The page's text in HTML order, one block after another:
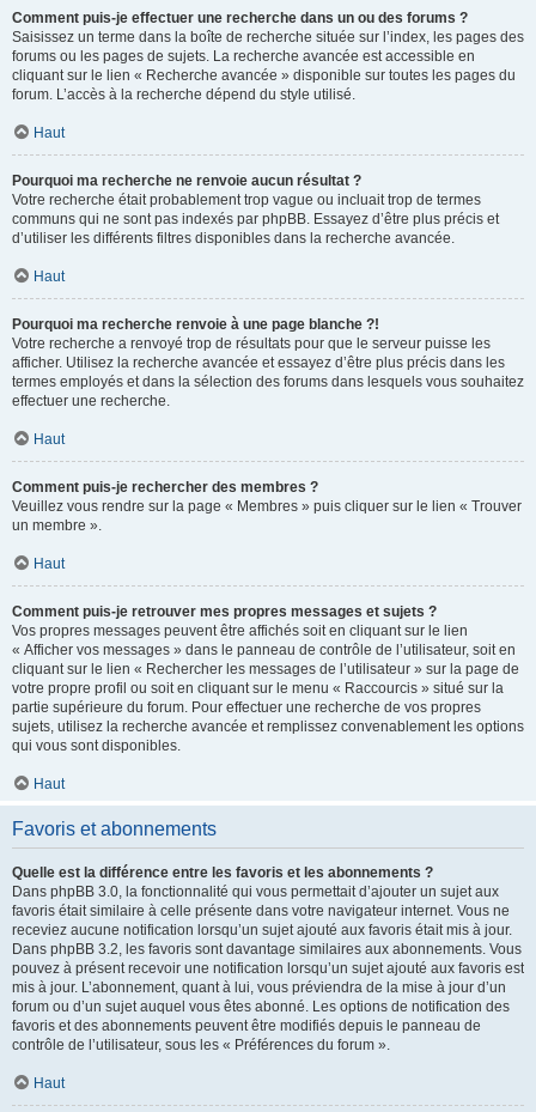
Comment puis-je effectuer une recherche dans un ou des forums ?
Saisissez un terme dans la boîte de recherche située sur l’index, les pages des
forums ou les pages de sujets. La recherche avancée est accessible en
cliquant sur le lien « Recherche avancée » disponible sur toutes les pages du
forum. L’accès à la recherche dépend du style utilisé.
Haut
Pourquoi ma recherche ne renvoie aucun résultat ?
Votre recherche était probablement trop vague ou incluait trop de termes
communs qui ne sont pas indexés par phpBB. Essayez d’être plus précis et
d’utiliser les différents filtres disponibles dans la recherche avancée.
Haut
Pourquoi ma recherche renvoie à une page blanche ?!
Votre recherche a renvoyé trop de résultats pour que le serveur puisse les
afficher. Utilisez la recherche avancée et essayez d’être plus précis dans les
termes employés et dans la sélection des forums dans lesquels vous souhaitez
effectuer une recherche.
Haut
Comment puis-je rechercher des membres ?
Veuillez vous rendre sur la page « Membres » puis cliquer sur le lien « Trouver
un membre ».
Haut
Comment puis-je retrouver mes propres messages et sujets ?
Vos propres messages peuvent être affichés soit en cliquant sur le lien
« Afficher vos messages » dans le panneau de contrôle de l’utilisateur, soit en
cliquant sur le lien « Rechercher les messages de l’utilisateur » sur la page de
votre propre profil ou soit en cliquant sur le menu « Raccourcis » situé sur la
partie supérieure du forum. Pour effectuer une recherche de vos propres
sujets, utilisez la recherche avancée et remplissez convenablement les options
qui vous sont disponibles.
Haut
Favoris et abonnements
Quelle est la différence entre les favoris et les abonnements ?
Dans phpBB 3.0, la fonctionnalité qui vous permettait d’ajouter un sujet aux
favoris était similaire à celle présente dans votre navigateur internet. Vous ne
receviez aucune notification lorsqu’un sujet ajouté aux favoris était mis à jour.
Dans phpBB 3.2, les favoris sont davantage similaires aux abonnements. Vous
pouvez à présent recevoir une notification lorsqu’un sujet ajouté aux favoris est
mis à jour. L’abonnement, quant à lui, vous préviendra de la mise à jour d’un
forum ou d’un sujet auquel vous êtes abonné. Les options de notification des
favoris et des abonnements peuvent être modifiés depuis le panneau de
contrôle de l’utilisateur, sous les « Préférences du forum ».
Haut